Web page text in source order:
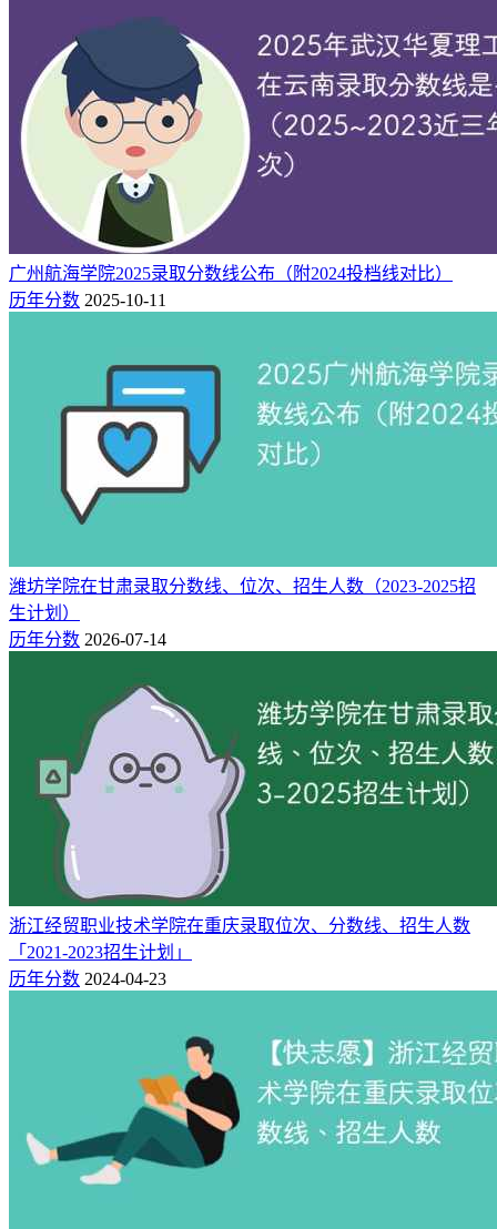
以上数据仅为普通类招生批次（含中外合作）录取分数
线，不含提前批、专项计划、单列等特殊类型招生。
更多详细录取分数及对应位次信息，可前往“快志愿填报系统”
查询，或关注广州航海学院招生网最新公告。
猜你喜欢
2025年广州航海学院招生简章：各专业招生计划、招生人数及
广州航海学院2025录取分数线公布（附2024投档线对比）
历年分数 2025-10-11
潍坊学院在甘肃录取分数线、位次、招生人数（2023-2025招
生计划）
历年分数 2026-07-14
浙江经贸职业技术学院在重庆录取位次、分数线、招生人数
「2021-2023招生计划」
历年分数 2024-04-23